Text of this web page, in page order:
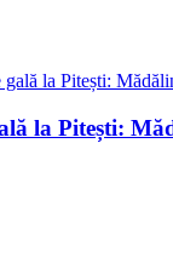
la Pitești: